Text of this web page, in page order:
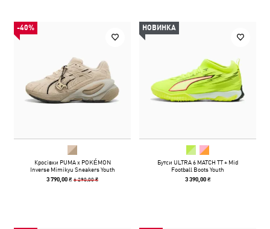
-40%
Кросівки PUMA x POKÉMON
Inverse Mimikyu Sneakers Youth
3 790,00 ₴6 290,00 ₴
НОВИНКА
Бутси ULTRA 6 MATCH TT + Mid
Football Boots Youth
3 390,00 ₴